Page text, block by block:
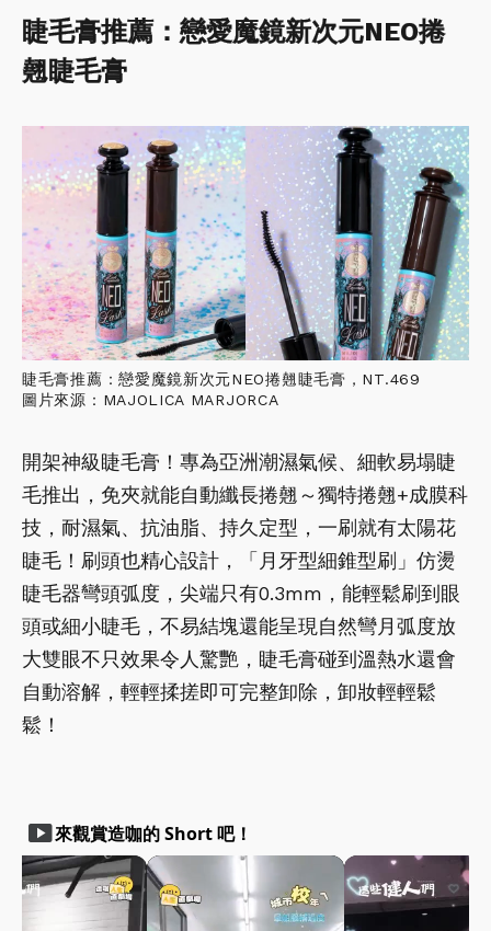
睫毛膏推薦：戀愛魔鏡新次元NEO捲
翹睫毛膏
睫毛膏推薦：戀愛魔鏡新次元NEO捲翹睫毛膏，NT.469
圖片來源：MAJOLICA MARJORCA
開架神級睫毛膏！專為亞洲潮濕氣候、細軟易塌睫
毛推出，免夾就能自動纖長捲翹～獨特捲翹+成膜科
技，耐濕氣、抗油脂、持久定型，一刷就有太陽花
睫毛！刷頭也精心設計，「月牙型細錐型刷」仿燙
睫毛器彎頭弧度，尖端只有0.3mm，能輕鬆刷到眼
頭或細小睫毛，不易結塊還能呈現自然彎月弧度放
大雙眼不只效果令人驚艷，睫毛膏碰到溫熱水還會
自動溶解，輕輕揉搓即可完整卸除，卸妝輕輕鬆
鬆！
smart_display來觀賞造咖的 Short 吧！